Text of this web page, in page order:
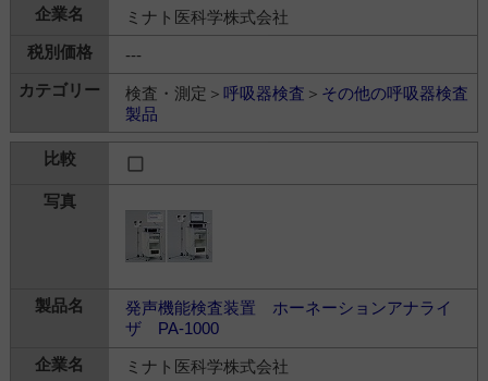
ミナト医科学株式会社
---
検査・測定＞ 呼吸器検査 ＞ その他の呼吸器検査
製品
発声機能検査装置 ホーネーションアナライ
ザ PA-1000
ミナト医科学株式会社